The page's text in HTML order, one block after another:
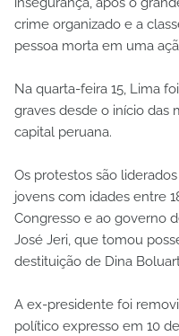
crime organizado e a
pessoa morta em uma
Na quarta-feira 15, Lima
graves desde o início das
capital peruana.
Os protestos são
jovens com idades entre
Congresso e ao governo
José Jeri, que tomou
destituição de Dina
A ex-presidente foi
político expresso em 10